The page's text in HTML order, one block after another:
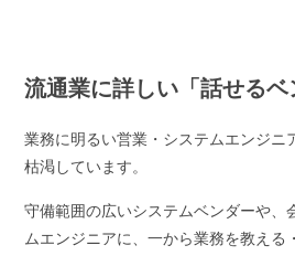
流通業に詳しい「話せるベ
業務に明るい営業・システムエンジニ
枯渇しています。
守備範囲の広いシステムベンダーや、
ムエンジニアに、⼀から業務を教える